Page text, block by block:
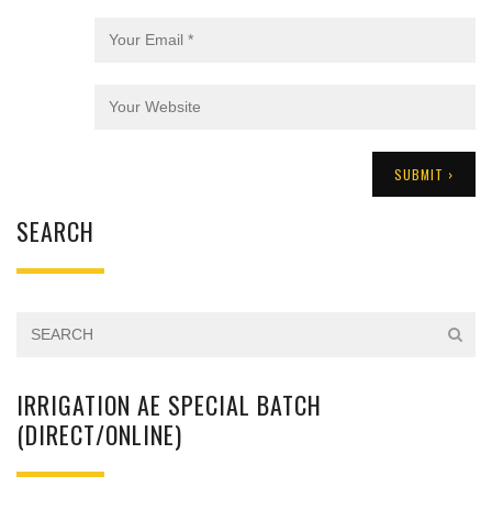
SEARCH
IRRIGATION AE SPECIAL BATCH
(DIRECT/ONLINE)